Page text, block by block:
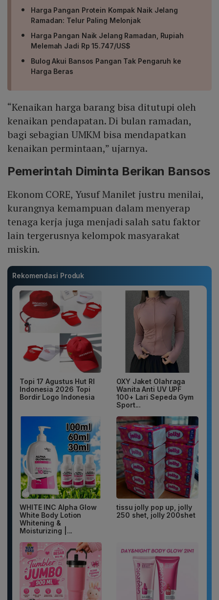
Harga Pangan Protein Kompak Naik Jelang
Ramadan: Telur Paling Melonjak
Harga Pangan Naik Jelang Ramadan, Rupiah
Melemah Jadi Rp 15.747/US$
Bulog Akui Bansos Pangan Tak Pengaruh ke
Harga Beras
“Kenaikan harga barang bisa ditutupi oleh
kenaikan pendapatan. Di bulan ramadan,
bagi sebagian UMKM bisa mendapatkan
kenaikan permintaan,” ujarnya.
Pemerintah Diminta Berikan Bansos
Ekonom CORE, Yusuf Manilet justru menilai,
kurangnya kemampuan dalam menyerap
tenaga kerja juga menjadi salah satu faktor
lain tergerusnya kelompok masyarakat
miskin.
Rekomendasi Produk
Topi 17 Agustus Hut RI
Indonesia 2026 Topi
Bordir Logo Indonesia
OXY Jaket Olahraga
Wanita Anti UV UPF
100+ Lari Sepeda Gym
Sport...
WHITE INC Alpha Glow
White Body Lotion
Whitening &
Moisturizing |...
tissu jolly pop up, jolly
250 shet, jolly 200shet